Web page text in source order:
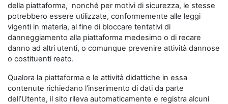
della piattaforma, nonché per motivi di sicurezza, le stesse
potrebbero essere utilizzate, conformemente alle leggi
vigenti in materia, al fine di bloccare tentativi di
danneggiamento alla piattaforma medesimo o di recare
danno ad altri utenti, o comunque prevenire attività dannose
o costituenti reato.
Qualora la piattaforma e le attività didattiche in essa
contenute richiedano l'inserimento di dati da parte
dell’Utente, il sito rileva automaticamente e registra alcuni